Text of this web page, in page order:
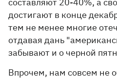
достигают в конце
тем не менее многие
отдавая дань
забывают и о черной
Впрочем, нам совсем не